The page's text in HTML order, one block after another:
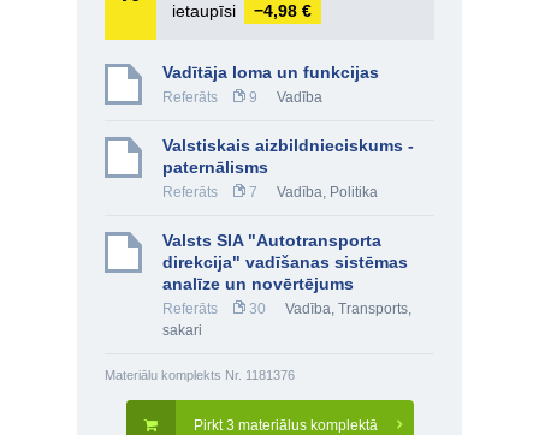
ietaupīsi
−4,98 €
Vadītāja loma un funkcijas
Referāts 9 Vadība
Valstiskais aizbildnieciskums -
paternālisms
Referāts 7 Vadība, Politika
Valsts SIA "Autotransporta
direkcija" vadīšanas sistēmas
analīze un novērtējums
Referāts 30 Vadība, Transports,
sakari
Materiālu komplekts Nr. 1181376
Pirkt 3 materiālus komplektā